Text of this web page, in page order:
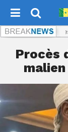
: Où est
Procès